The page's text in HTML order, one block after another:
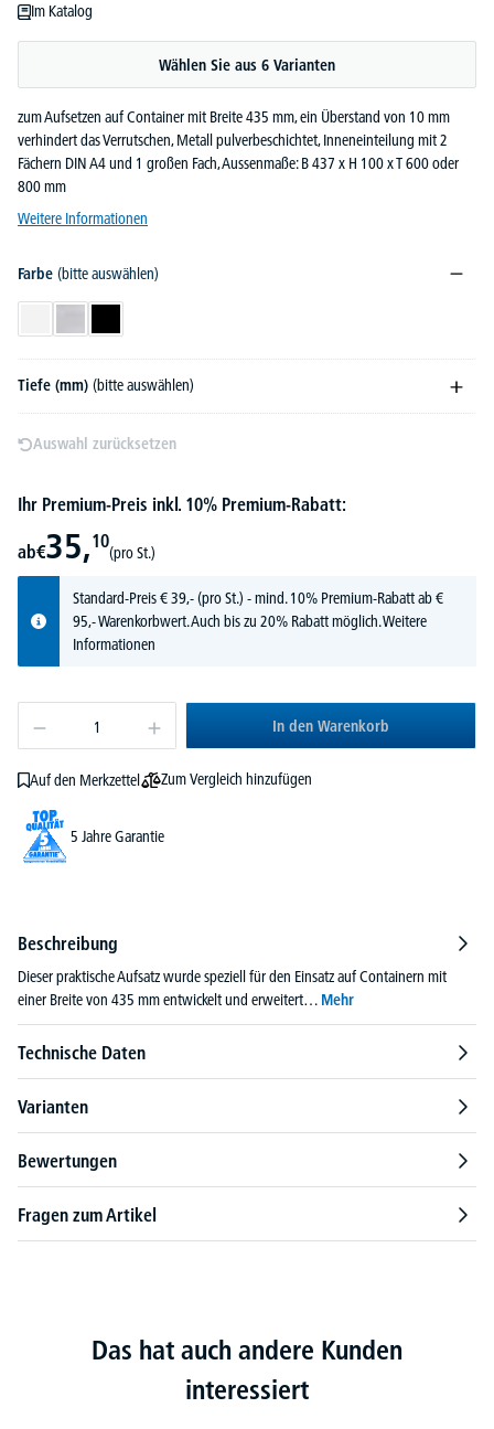
Im Katalog
Wählen Sie aus 6 Varianten
zum Aufsetzen auf Container mit Breite 435 mm, ein Überstand von 10 mm
verhindert das Verrutschen, Metall pulverbeschichtet, Inneneinteilung mit 2
Fächern DIN A4 und 1 großen Fach, Aussenmaße: B 437 x H 100 x T 600 oder
800 mm
Weitere Informationen
Farbe (bitte auswählen)
Weiß AlusilberSchwarz
Tiefe (mm) (bitte auswählen)
Auswahl zurücksetzen
Ihr Premium-Preis inkl. 10% Premium-Rabatt:
ab€35,10
(pro St.)
Standard-Preis€39,-(pro St.) - mind. 10% Premium-Rabatt ab €
95,- Warenkorbwert. Auch bis zu 20% Rabatt möglich.Weitere
Informationen
In den Warenkorb
Auf den Merkzettel Zum Vergleich hinzufügen
5 Jahre Garantie
Beschreibung
Dieser praktische Aufsatz wurde speziell für den Einsatz auf Containern mit
einer Breite von 435 mm entwickelt und erweitert… Mehr
Technische Daten
Varianten
Bewertungen
Fragen zum Artikel
Das hat auch andere Kunden
interessiert